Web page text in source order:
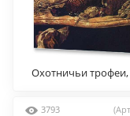
Охотничьи
3793